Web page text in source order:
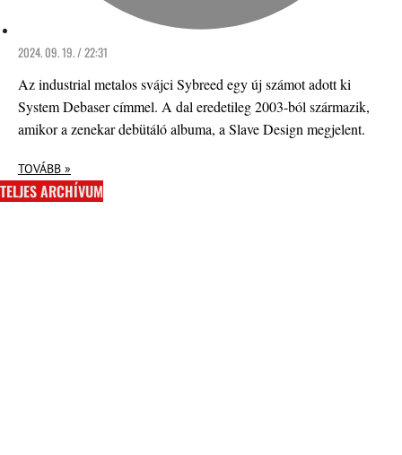
2024. 09. 19. / 22:31
Az industrial metalos svájci Sybreed egy új számot adott ki
System Debaser címmel. A dal eredetileg 2003-ból származik,
amikor a zenekar debütáló albuma, a Slave Design megjelent.
TOVÁBB »
TELJES ARCHÍVUM